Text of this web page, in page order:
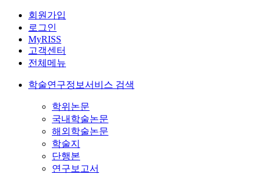
회원가입
로그인
MyRISS
고객센터
전체메뉴
학술연구정보서비스 검색
학위논문
국내학술논문
해외학술논문
학술지
단행본
연구보고서